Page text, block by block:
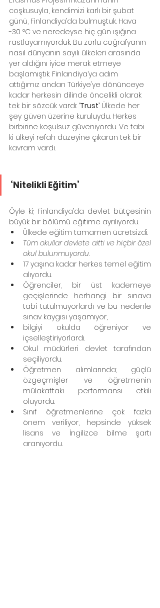
coşkusuyla, kendimizi karlı bir şubat
günü, Finlandiya’da bulmuştuk. Hava
-30 ºC ve neredeyse hiç gün ışığına
rastlayamıyorduk. Bu zorlu coğrafyanın
nasıl dünyanın sayılı ülkeleri arasında
yer aldığını iyice merak etmeye
başlamıştık. Finlandiya’ya adım
attığımız andan Türkiye’ye dönünceye
kadar herkesin dilinde öncelikli olarak
tek bir sözcük vardı: ‘Trust’ Ülkede her
şey güven üzerine kuruluydu. Herkes
birbirine koşulsuz güveniyordu. Ve tabi
ki ülkeyi refah düzeyine çıkaran tek bir
kavram vardı.
‘Nitelikli Eğitim’
Öyle ki; Finlandiya’da devlet bütçesinin
büyük bir bölümü eğitime ayrılıyordu.
Ülkede eğitim tamamen ücretsizdi.
Tüm okullar devlete aitti ve hiçbir özel
okul bulunmuyordu.
17 yaşına kadar herkes temel eğitim
alıyordu.
Öğrenciler, bir üst kademeye
geçişlerinde herhangi bir sınava
tabi tutulmuyorlardı ve bu nedenle
sınav kaygısı yaşamıyor,
bilgiyi okulda öğreniyor ve
içselleştiriyorlardı.
Okul müdürleri devlet tarafından
seçiliyordu.
Öğretmen alımlarında; güçlü
özgeçmişler ve öğretmenin
mülakattaki performansı etkili
oluyordu.
Sınıf öğretmenlerine çok fazla
önem veriliyor, hepsinde yüksek
lisans ve İngilizce bilme şartı
aranıyordu.